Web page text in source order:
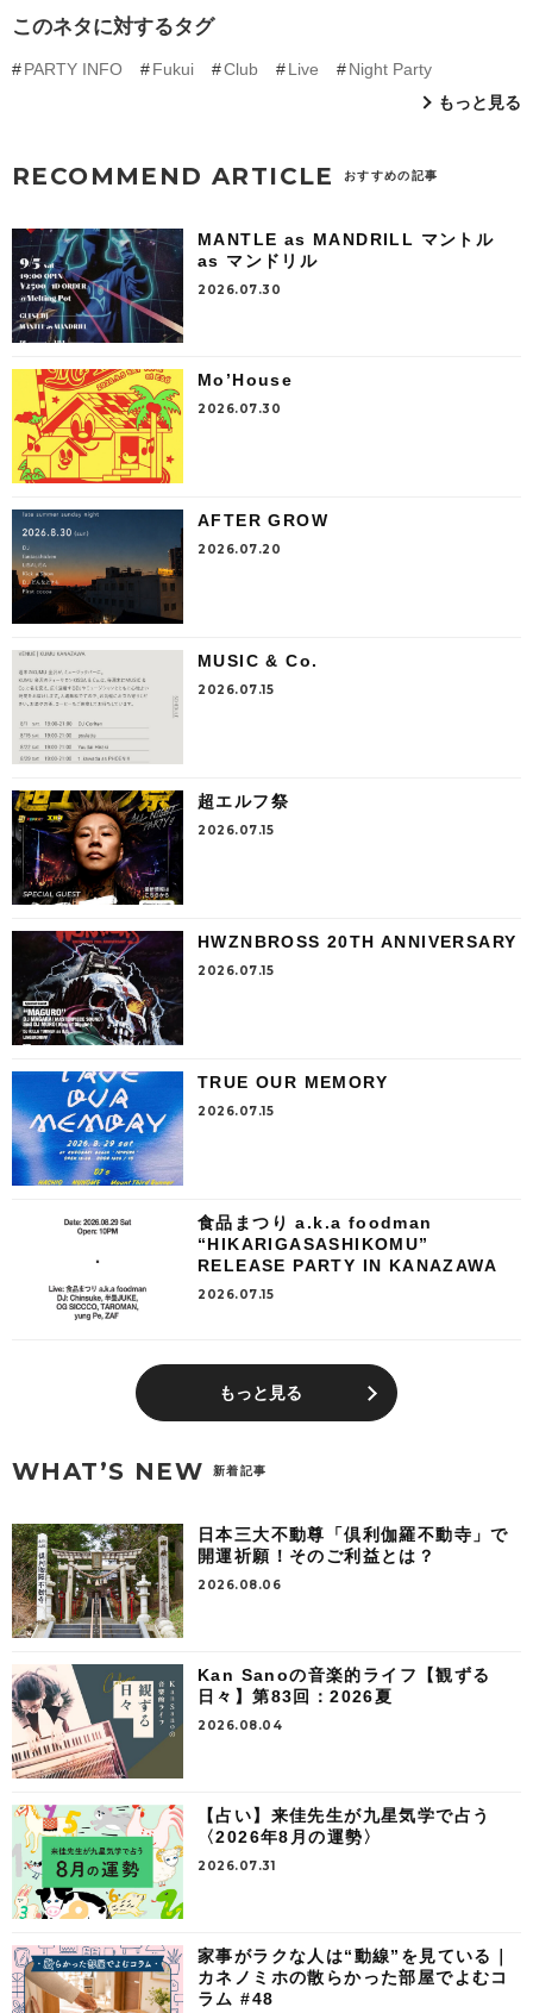
このネタに対するタグ
PARTY INFO Fukui Club Live
Night Party
もっと見る
RECOMMEND ARTICLE おすすめの記事
MANTLE as MANDRILL マントル
as マンドリル
2026.07.30
Mo’House
2026.07.30
AFTER GROW
2026.07.20
MUSIC & Co.
2026.07.15
超エルフ祭
2026.07.15
HWZNBROSS 20TH ANNIVERSARY
2026.07.15
TRUE OUR MEMORY
2026.07.15
食品まつり a.k.a foodman
“HIKARIGASASHIKOMU”
RELEASE PARTY IN KANAZAWA
2026.07.15
もっと見る
WHAT’S NEW 新着記事
日本三大不動尊「倶利伽羅不動寺」で
開運祈願！そのご利益とは？
2026.08.06
Kan Sanoの音楽的ライフ【観ずる
日々】第83回：2026夏
2026.08.04
【占い】来佳先生が九星気学で占う
〈2026年8月の運勢〉
2026.07.31
家事がラクな人は“動線”を見ている｜
カネノミホの散らかった部屋でよむコ
ラム #48